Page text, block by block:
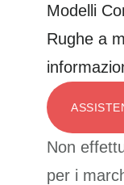
Modelli
Rughe a
Non
per i